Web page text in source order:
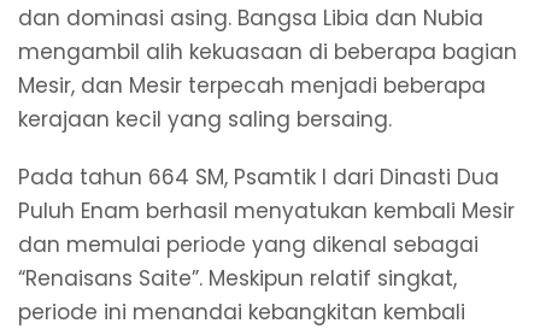
dan dominasi asing. Bangsa Libia dan Nubia
mengambil alih kekuasaan di beberapa bagian
Mesir, dan Mesir terpecah menjadi beberapa
kerajaan kecil yang saling bersaing.
Pada tahun 664 SM, Psamtik I dari Dinasti Dua
Puluh Enam berhasil menyatukan kembali Mesir
dan memulai periode yang dikenal sebagai
“Renaisans Saite”. Meskipun relatif singkat,
periode ini menandai kebangkitan kembali